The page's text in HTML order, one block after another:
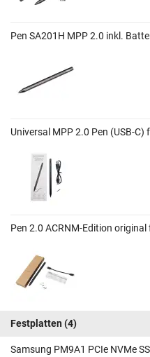
Pen SA201H MPP 2.0 inkl.
Universal MPP 2.0 Pen (USB-
Pen 2.0 ACRNM-Edition
Festplatten (4)
Samsung PM9A1 PCIe NVMe